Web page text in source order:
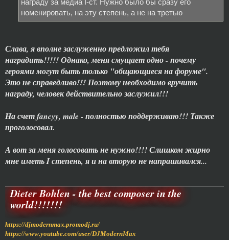
награду за медиа I-ст. Нужно было бы сразу его
номенировать, на эту степень, а не на третью
Слава, я вполне заслуженно предложил тебя
наградить!!!!! Однако, меня смущает одно - почему
героями могут быть только "общающиеся на форуме".
Это не справедливо!!! Поэтому необходимо вручить
награду, человек действительно заслужил!!!
На счет fancyy, male - полностью поддерживаю!!! Также
проголосовал.
А вот за меня голосовать не нужно!!!! Слишком жирно
мне иметь I степень, я и на вторую не напрашивался...
Dieter Bohlen - the best composer in the
world!!!!!!!
https://djmodernmax.promodj.ru/
https://www.youtube.com/user/DJModernMax